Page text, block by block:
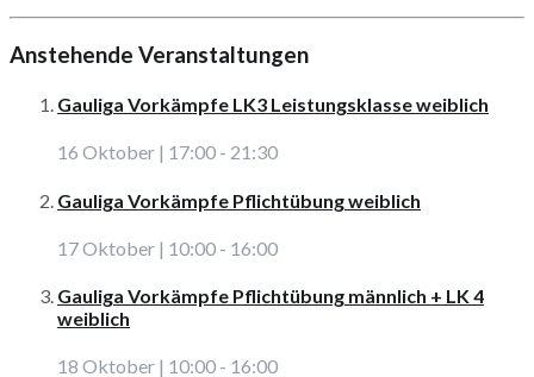
Anstehende Veranstaltungen
Gauliga Vorkämpfe LK3 Leistungsklasse weiblich
16 Oktober | 17:00 - 21:30
Gauliga Vorkämpfe Pflichtübung weiblich
17 Oktober | 10:00 - 16:00
Gauliga Vorkämpfe Pflichtübung männlich + LK 4
weiblich
18 Oktober | 10:00 - 16:00